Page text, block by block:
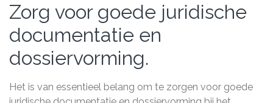
Zorg voor goede juridische
documentatie en
dossiervorming.
Het is van essentieel belang om te zorgen voor goede